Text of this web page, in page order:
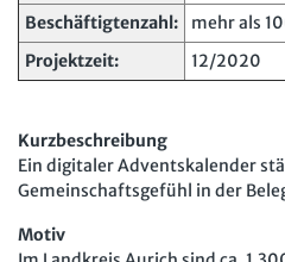
Beschäftigtendatenschutz
Deutscher Betriebsrätepreis
TVöD | TV-L
Arbeitsschutz
Lexikon
JAV
Arbeit in der JAV
SBV
Beschäftigtenzahl:
mehr als
Projektzeit:
12/2020
Kurzbeschreibung
Ein digitaler Adventskalender
Gemeinschaftsgefühl in der
Motiv